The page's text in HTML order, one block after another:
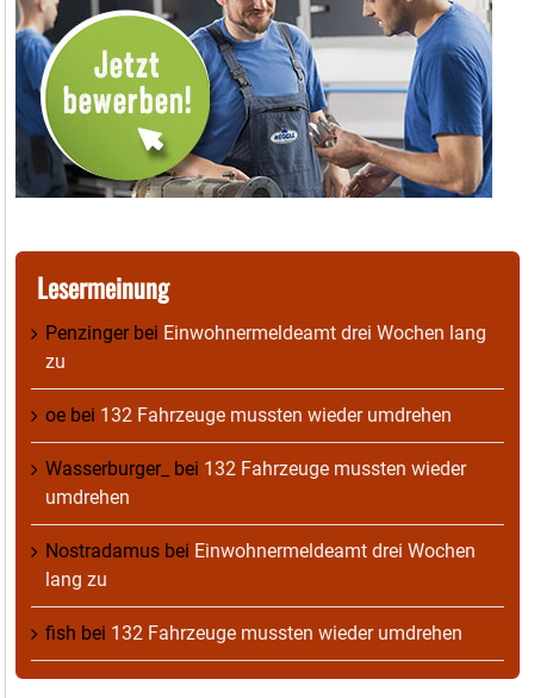
Lesermeinung
Penzingerbei Einwohnermeldeamt drei Wochen lang
zu
oe bei 132 Fahrzeuge mussten wieder umdrehen
Wasserburger_ bei 132 Fahrzeuge mussten wieder
umdrehen
Nostradamus bei Einwohnermeldeamt drei Wochen
lang zu
fish bei 132 Fahrzeuge mussten wieder umdrehen